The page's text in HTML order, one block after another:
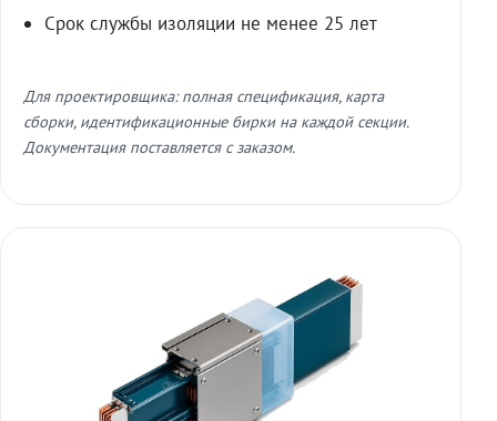
Срок службы изоляции не менее 25 лет
Для проектировщика: полная спецификация, карта
сборки, идентификационные бирки на каждой секции.
Документация поставляется с заказом.